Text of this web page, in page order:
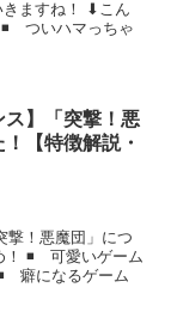
きますね！ ⬇︎こん
ついハマっちゃ
ス】「突撃！悪
【特徴解説・
撃！悪魔団」につ
！ ◾️ 可愛いゲーム
癖になるゲーム